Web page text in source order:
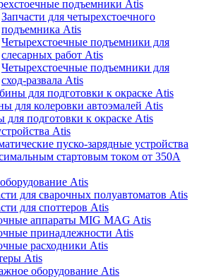
подъемники Atis
Запчасти для четырехстоечного
подъемника Atis
Четырехстоечные подъемники для
слесарных работ Atis
Четырехстоечные подъемники для
сход-развала Atis
для подготовки к окраске Atis
для колеровки автоэмалей Atis
для подготовки к окраске Atis
Atis
пуско-зарядные устройства
стартовым током от 350А
Atis
для сварочных полуавтоматов Atis
для споттеров Atis
аппараты MIG MAG Atis
принадлежности Atis
расходники Atis
Atis
оборудование Atis